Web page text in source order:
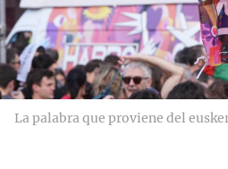
La palabra que proviene del